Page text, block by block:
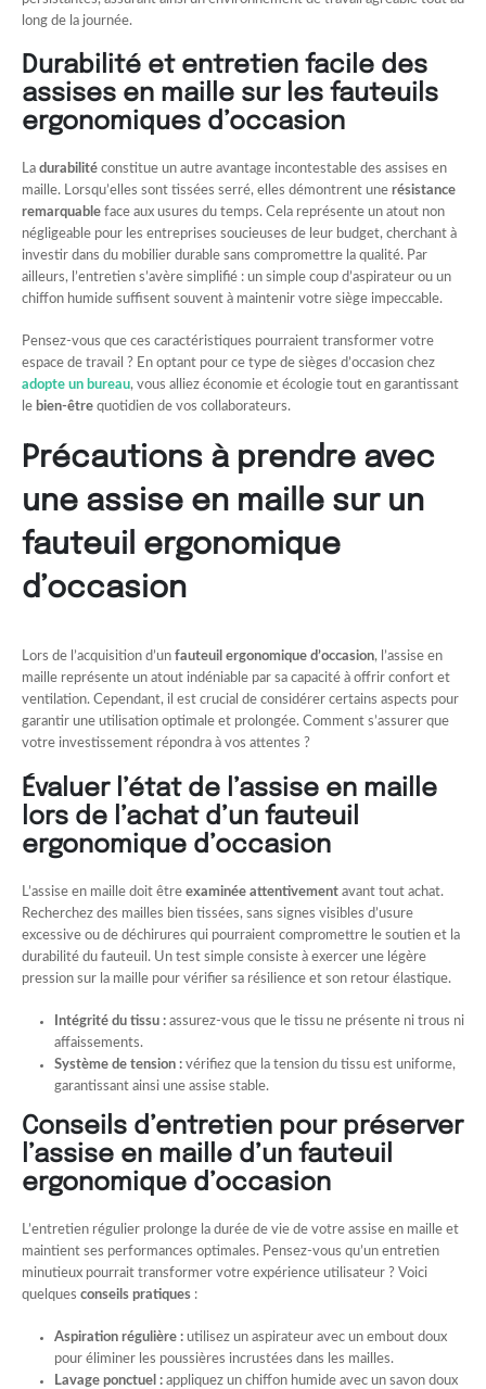
long de la journée.
Durabilité et entretien facile des
assises en maille sur les fauteuils
ergonomiques d’occasion
La durabilité constitue un autre avantage incontestable des assises en
maille. Lorsqu’elles sont tissées serré, elles démontrent une résistance
remarquable face aux usures du temps. Cela représente un atout non
négligeable pour les entreprises soucieuses de leur budget, cherchant à
investir dans du mobilier durable sans compromettre la qualité. Par
ailleurs, l’entretien s’avère simplifié : un simple coup d’aspirateur ou un
chiffon humide suffisent souvent à maintenir votre siège impeccable.
Pensez-vous que ces caractéristiques pourraient transformer votre
espace de travail ? En optant pour ce type de sièges d’occasion chez
adopte un bureau, vous alliez économie et écologie tout en garantissant
le bien-être quotidien de vos collaborateurs.
Précautions à prendre avec
une assise en maille sur un
fauteuil ergonomique
d’occasion
Lors de l’acquisition d’un fauteuil ergonomique d’occasion, l’assise en
maille représente un atout indéniable par sa capacité à offrir confort et
ventilation. Cependant, il est crucial de considérer certains aspects pour
garantir une utilisation optimale et prolongée. Comment s’assurer que
votre investissement répondra à vos attentes ?
Évaluer l’état de l’assise en maille
lors de l’achat d’un fauteuil
ergonomique d’occasion
L’assise en maille doit être examinée attentivement avant tout achat.
Recherchez des mailles bien tissées, sans signes visibles d’usure
excessive ou de déchirures qui pourraient compromettre le soutien et la
durabilité du fauteuil. Un test simple consiste à exercer une légère
pression sur la maille pour vérifier sa résilience et son retour élastique.
Intégrité du tissu :assurez-vous que le tissu ne présente ni trous ni
affaissements.
Système de tension :vérifiez que la tension du tissu est uniforme,
garantissant ainsi une assise stable.
Conseils d’entretien pour préserver
l’assise en maille d’un fauteuil
ergonomique d’occasion
L’entretien régulier prolonge la durée de vie de votre assise en maille et
maintient ses performances optimales. Pensez-vous qu’un entretien
minutieux pourrait transformer votre expérience utilisateur ? Voici
quelques conseils pratiques :
Aspiration régulière :utilisez un aspirateur avec un embout doux
pour éliminer les poussières incrustées dans les mailles.
Lavage ponctuel :appliquez un chiffon humide avec un savon doux